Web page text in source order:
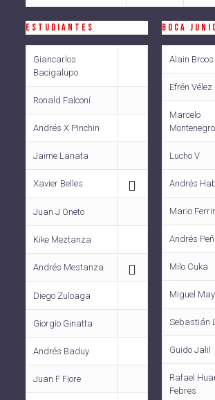
ESTUDIANTES
Giancarlos
Bacigalupo
Ronald Falconí
Andrés X Pinchin
Jaime Lanata
Xavier Belles
Juan J Oneto
Kike Meztanza
Andrés Mestanza
Diego Zuloaga
Giorgio Ginatta
Andrés Baduy
Juan F Fiore
BOCA
Alain Broos
Efrén Vélez
Marcelo
Montenegro
Lucho V
Andrés
Mario
Andrés
Milo Cuka
Miguel
Sebastián
Guido Jalil
Rafael
Febres